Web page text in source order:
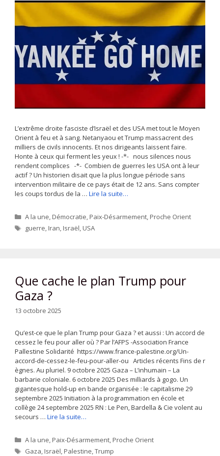
L’extrême droite fasciste d’Israël et des USA met tout le Moyen
Orient à feu et à sang. Netanyaou et Trump massacrent des
milliers de civils innocents. Et nos dirigeants laissent faire.
Honte à ceux qui ferment les yeux ! -*- nous silences nous
rendent complices -*- Combien de guerres les USA ont à leur
actif ? Un historien disait que la plus longue période sans
intervention militaire de ce pays était de 12 ans. Sans compter
les coups tordus de la … Lire la suite…
Catégories
A la une,Démocratie,Paix-Désarmement,Proche Orient
Étiquettes
guerre,Iran,Israël,USA
Que cache le plan Trump pour
Gaza ?
13 octobre 2025
Qu’est-ce que le plan Trump pour Gaza ? et aussi : Un accord de
cessez le feu pour aller où ? Par l’AFPS -Association France
Pallestine Solidarité https://www.france-palestine.org/Un-
accord-de-cessez-le-feu-pour-aller-ou Articles récents Fins de r
ègnes. Au pluriel. 9 octobre 2025 Gaza – L’inhumain – La
barbarie coloniale. 6 octobre 2025 Des milliards à gogo. Un
gigantesque hold-up en bande organisée : le capitalisme 29
septembre 2025 Initiation à la programmation en école et
collège 24 septembre 2025 RN : Le Pen, Bardella & Cie volent au
secours … Lire la suite…
Catégories
A la une,Paix-Désarmement,Proche Orient
Étiquettes
Gaza,Israël,Palestine,Trump